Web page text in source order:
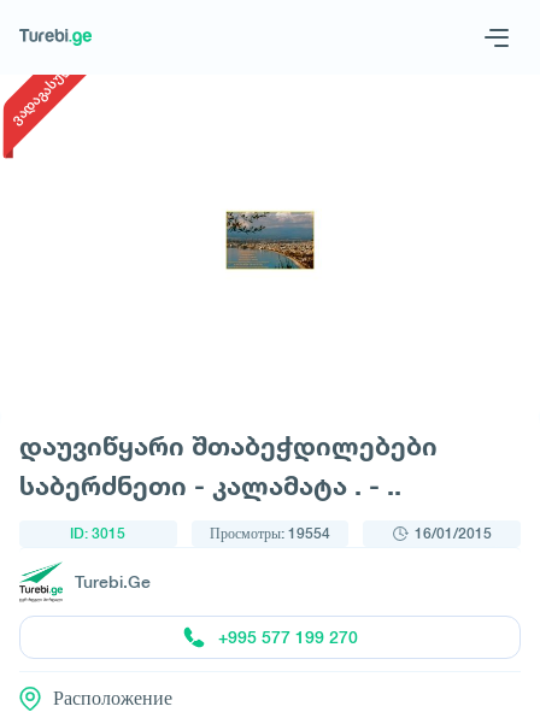
Запросить тур
ვადაგასული
დაუვიწყარი შთაბეჭდილებები
საბერძნეთი - კალამატა . - ..
ID: 3015 Просмотры: 19554 16/01/2015
Turebi.Ge
+995 577 199 270
Расположение